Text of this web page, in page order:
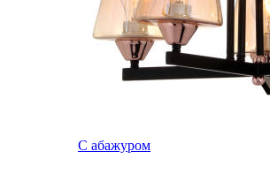
С абажуром